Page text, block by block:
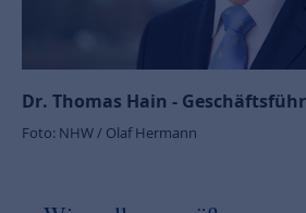
Dr. Thomas Hain -
Foto: NHW / Olaf Hermann